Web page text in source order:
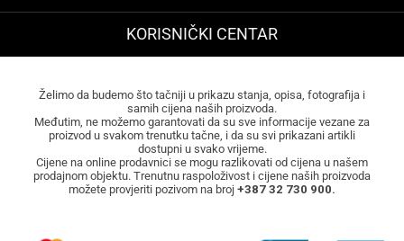
KORISNIČKI CENTAR
Želimo da budemo što tačniji u prikazu stanja, opisa, fotografija i
samih cijena naših proizvoda.
Međutim, ne možemo garantovati da su sve informacije vezane za
proizvod u svakom trenutku tačne, i da su svi prikazani artikli
dostupni u svako vrijeme.
Cijene na online prodavnici se mogu razlikovati od cijena u našem
prodajnom objektu. Trenutnu raspoloživost i cijene naših proizvoda
možete provjeriti pozivom na broj +387 32 730 900.